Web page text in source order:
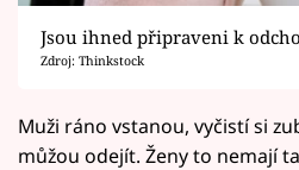
Jsou ihned připraveni k
Zdroj: Thinkstock
Muži ráno vstanou, vyčistí si
můžou odejít. Ženy to nemají